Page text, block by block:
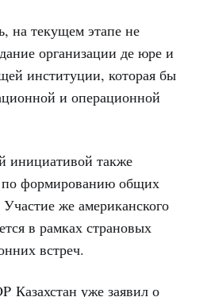
на текущем этапе не
организации де юре и
институции, которая бы
и операционной
инициативой также
по формированию общих
же американского
в рамках страновых
встреч.
Казахстан уже заявил о